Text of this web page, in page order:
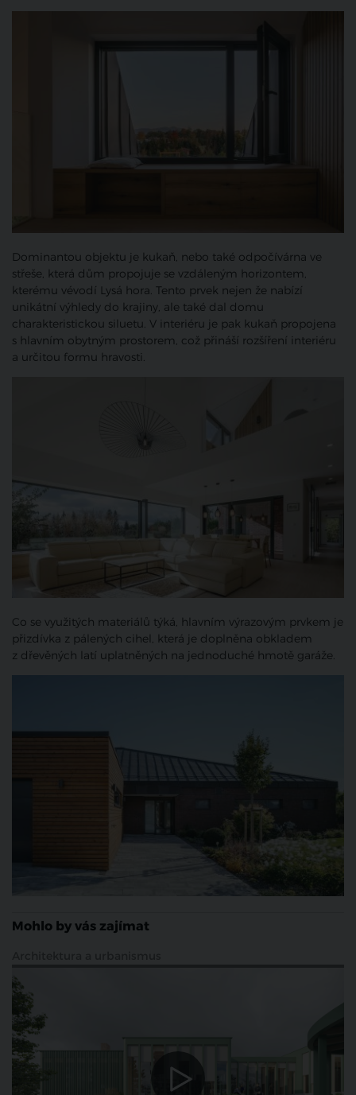
Dominantou objektu je kukaň, nebo také odpočívárna ve
střeše, která dům propojuje se vzdáleným horizontem,
kterému vévodí Lysá hora. Tento prvek nejen že nabízí
unikátní výhledy do krajiny, ale také dal domu
charakteristickou siluetu. V interiéru je pak kukaň propojena
s hlavním obytným prostorem, což přináší rozšíření interiéru
a určitou formu hravosti.
Co se využitých materiálů týká, hlavním výrazovým prvkem je
přizdívka z pálených cihel, která je doplněna obkladem
z dřevěných latí uplatněných na jednoduché hmotě garáže.
Mohlo by vás zajímat